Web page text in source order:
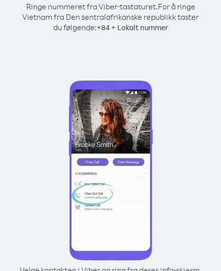
Ringe nummeret fra Viber-tastaturet.For å ringe
Vietnam fra Den sentralafrikanske republikk taster
du følgende:+84+ Lokalt nummer